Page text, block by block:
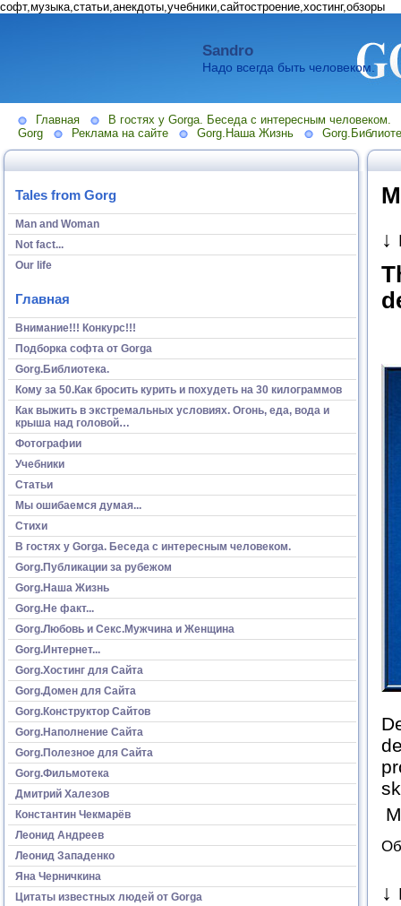
софт,музыка,статьи,анекдоты,учебники,сайтостроение,хостинг,обзоры
Sandro
Надо всегда быть человеком.
Главная
В гостях у Gorga. Беседа с интересным человеком.
Gorg
Реклама на сайте Gorg.Наша Жизнь
Tales from Gorg
Man and Woman
Not fact...
Our life
Главная
Внимание!!! Конкурс!!!
Подборка софта от Gorga
Gorg.Библиотека.
Кому за 50.Как бросить курить и похудеть на 30 килограммов
Как выжить в экстремальных условиях. Огонь, еда, вода и
крыша над головой…
Фотографии
Учебники
Статьи
Мы ошибаемся думая...
Стихи
В гостях у Gorga. Беседа с интересным человеком.
Gorg.Публикации за рубежом
Gorg.Наша Жизнь
Gorg.Не факт...
Gorg.Любовь и Секс.Мужчина и Женщина
Gorg.Интернет...
Gorg.Хостинг для Сайта
Gorg.Домен для Сайта
Gorg.Конструктор Сайтов
Gorg.Наполнение Сайта
Gorg.Полезное для Сайта
Gorg.Фильмотека
Дмитрий Халезов
Константин Чекмарёв
Леонид Андреев
Леонид Западенко
Яна Черничкина
Цитаты известных людей от Gorga